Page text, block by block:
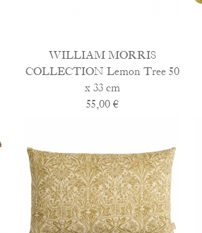
WILLIAM MORRIS
COLLECTION Lemon Tree 50
x 33 cm
55,00 €